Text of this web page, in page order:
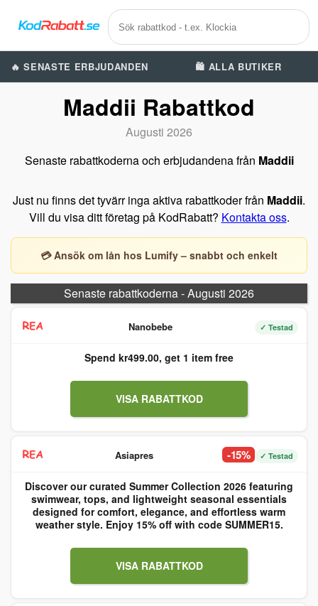
🔥 SENASTE ERBJUDANDEN 🛍️ ALLA BUTIKER
Maddii Rabattkod
Augusti 2026
Senaste rabattkoderna och erbjudandena från Maddii
Just nu finns det tyvärr inga aktiva rabattkoder från Maddii.
Vill du visa ditt företag på KodRabatt? Kontakta oss.
💳 Ansök om lån hos Lumify – snabbt och enkelt
Senaste rabattkoderna - Augusti 2026
Nanobebe ✓ Testad
Spend kr499.00, get 1 item free
VISA RABATTKOD
Asiapres -15% ✓ Testad
Discover our curated Summer Collection 2026 featuring
swimwear, tops, and lightweight seasonal essentials
designed for comfort, elegance, and effortless warm
weather style. Enjoy 15% off with code SUMMER15.
VISA RABATTKOD